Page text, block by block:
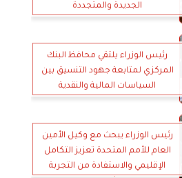
الجديدة والمتجددة
رئيس الوزراء يلتقي محافظ البنك
المركزي لمتابعة جهود التنسيق بين
السياسات المالية والنقدية
رئيس الوزراء يبحث مع وكيل الأمين
العام للأمم المتحدة تعزيز التكامل
الإقليمي والاستفادة من التجربة